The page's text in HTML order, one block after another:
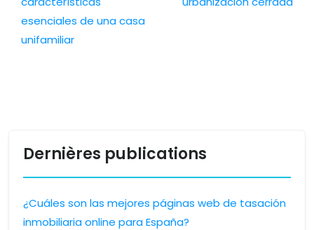
esenciales de una casa
unifamiliar
Dernières publications
¿Cuáles son las mejores páginas web de tasación
inmobiliaria online para España?